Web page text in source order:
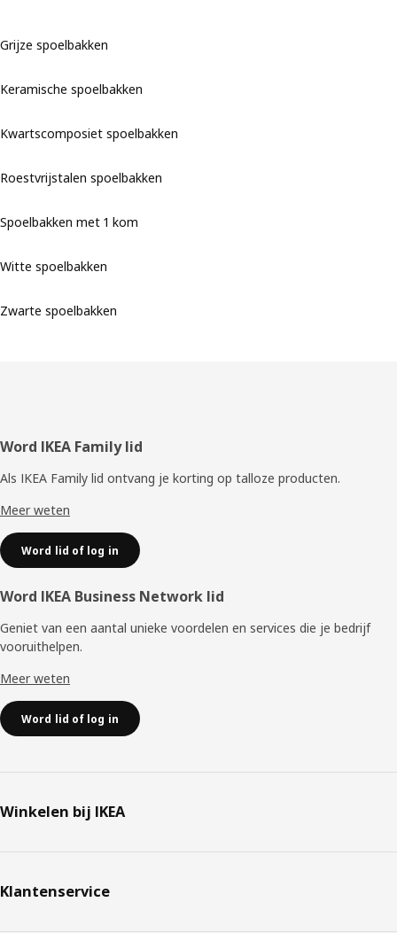
Grijze spoelbakken
Keramische spoelbakken
Kwartscomposiet spoelbakken
Roestvrijstalen spoelbakken
Spoelbakken met 1 kom
Witte spoelbakken
Zwarte spoelbakken
Voettekst
Word IKEA Family lid
Als IKEA Family lid ontvang je korting op talloze producten.
Meer weten
Word lid of log in
Word IKEA Business Network lid
Geniet van een aantal unieke voordelen en services die je bedrijf
vooruithelpen. ​
Meer weten
Word lid of log in
Winkelen bij IKEA
Klantenservice